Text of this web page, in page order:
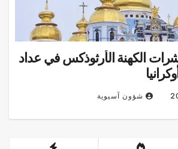
الأرثوذكس في عداد
شؤون آسيوية